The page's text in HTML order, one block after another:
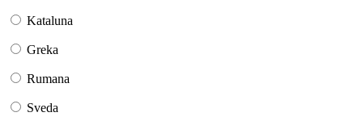
Kataluna
Greka
Rumana
Sveda